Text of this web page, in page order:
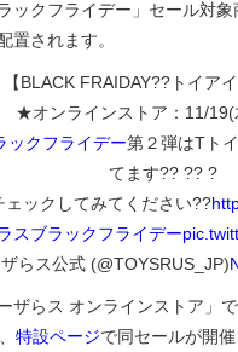
クフライデー」セール対
置されます。
【BLACK FRAIDAY??トイア
★オンラインストア：11/19(
ックフライデー第２弾はTト
てます?? ?? ?
ェックしてみてください??
スブラックフライデー
らス公式 (@TOYSRUS_JP)
ザらス オンラインストア」
特設ページで同セールが開